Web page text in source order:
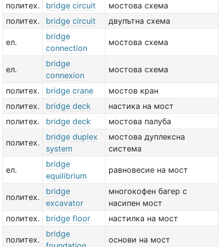
политех.
bridge circuit
мостова схема
политех.
bridge circuit двупътна схема
ел.
bridge
connection
мостова схема
ел.
bridge
connexion
мостова схема
политех. bridge crane
мостов кран
политех.
bridge deck
настика на мост
политех.
bridge deck мостова палуба
политех.
bridge duplex
system
мостова дуплексна
система
ел.
bridge
equilibrium
равновесие на мост
политех.
bridge
excavator
многокофен багер с
насипен мост
политех.
bridge floor настилка на мост
политех.
bridge
основи на мост